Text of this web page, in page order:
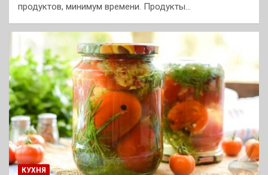
продуктов, минимум времени. Продукты…
КУХНЯ